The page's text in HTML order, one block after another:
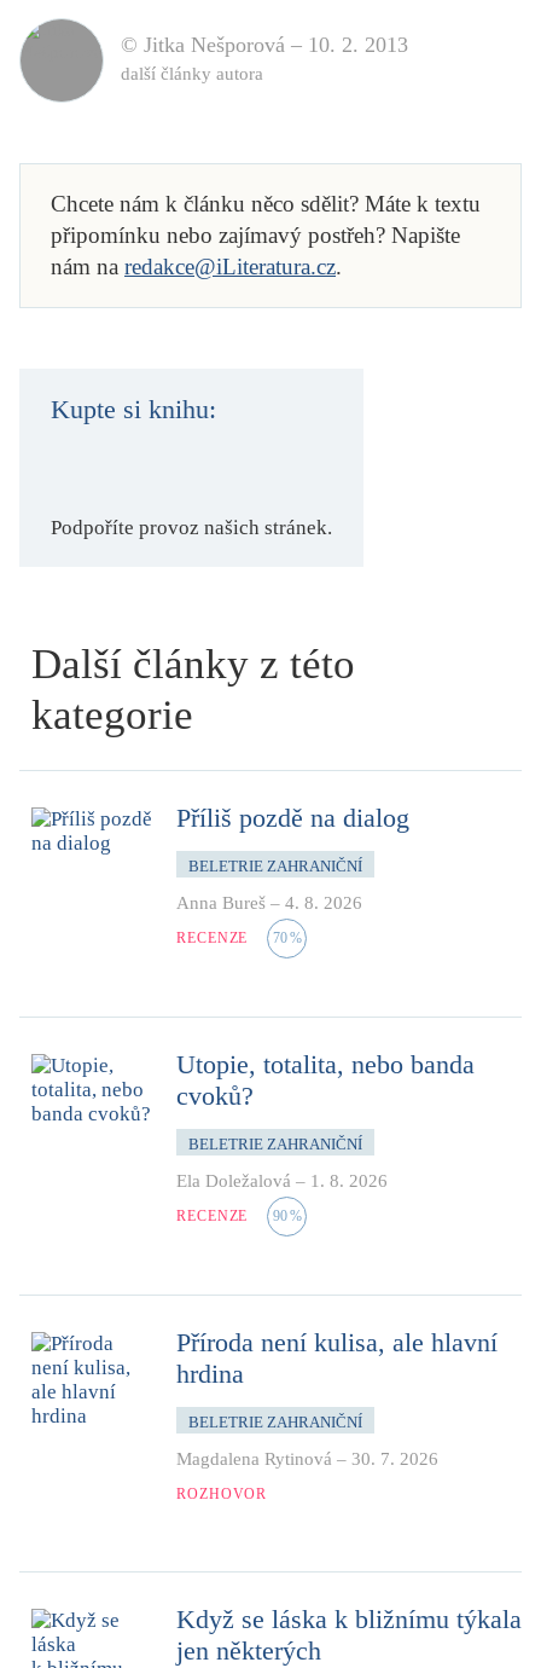
© Jitka Nešporová – 10. 2. 2013
další články autora
Chcete nám k článku něco sdělit? Máte k textu
připomínku nebo zajímavý postřeh? Napište
nám na redakce@iLiteratura.cz.
Kupte si knihu:
Podpoříte provoz našich stránek.
Další články z této
kategorie
Příliš pozdě na dialog
BELETRIE ZAHRANIČNÍ
Anna Bureš – 4. 8. 2026
RECENZE 70%
Utopie, totalita, nebo banda
cvoků?
BELETRIE ZAHRANIČNÍ
Ela Doležalová – 1. 8. 2026
RECENZE 90%
Příroda není kulisa, ale hlavní
hrdina
BELETRIE ZAHRANIČNÍ
Magdalena Rytinová – 30. 7. 2026
ROZHOVOR
Když se láska k bližnímu týkala
jen některých